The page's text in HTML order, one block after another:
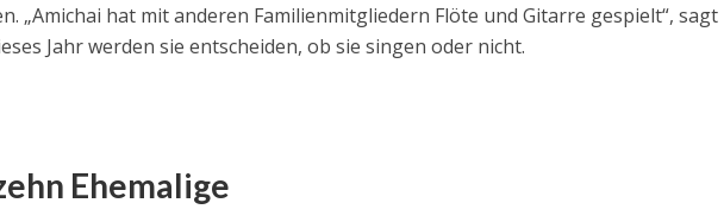
„Amichai hat mit anderen Familienmitgliedern Flöte und Gitarre gespielt“, sagt
Jahr werden sie entscheiden, ob sie singen oder nicht.
Ehemalige